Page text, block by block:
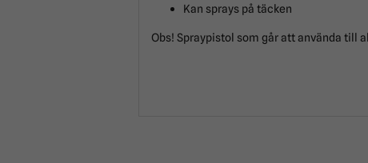
Kan sprays på täcken
Obs! Spraypistol som går att använda till